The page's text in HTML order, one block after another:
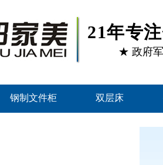
21年专
★ 政府
钢制文件柜 双层床